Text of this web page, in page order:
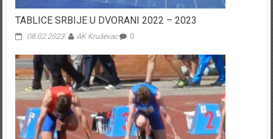
TABLICE SRBIJE U DVORANI 2022 – 2023
08.02.2023. AK Kruševac 0